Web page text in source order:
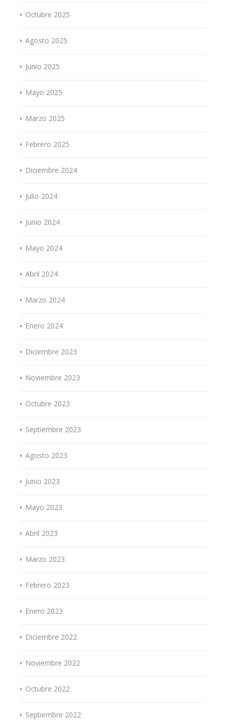
Octubre 2025
Agosto 2025
Junio 2025
Mayo 2025
Marzo 2025
Febrero 2025
Diciembre 2024
Julio 2024
Junio 2024
Mayo 2024
Abril 2024
Marzo 2024
Enero 2024
Diciembre 2023
Noviembre 2023
Octubre 2023
Septiembre 2023
Agosto 2023
Junio 2023
Mayo 2023
Abril 2023
Marzo 2023
Febrero 2023
Enero 2023
Diciembre 2022
Noviembre 2022
Octubre 2022
Septiembre 2022